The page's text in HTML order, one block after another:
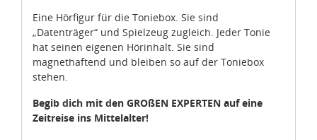
Eine Hörfigur für die Toniebox. Sie sind
„Datenträger“ und Spielzeug zugleich. Jeder Tonie
hat seinen eigenen Hörinhalt. Sie sind
magnethaftend und bleiben so auf der Toniebox
stehen.
Begib dich mit den GROßEN EXPERTEN auf eine
Zeitreise ins Mittelalter!